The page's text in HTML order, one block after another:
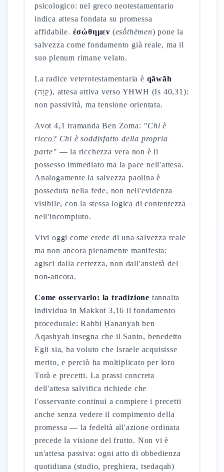
psicologico: nel greco neotestamentario
indica attesa fondata su promessa
affidabile. ἐσώθημεν (esṓthēmen) pone la
salvezza come fondamento già reale, ma il
suo plenum rimane velato.
La radice veterotestamentaria è qāwāh
(קָוָה), attesa attiva verso YHWH (Is 40,31):
non passività, ma tensione orientata.
Avot 4,1 tramanda Ben Zoma: "Chi è
ricco? Chi è soddisfatto della propria
parte" — la ricchezza vera non è il
possesso immediato ma la pace nell'attesa.
Analogamente la salvezza paolina è
posseduta nella fede, non nell'evidenza
visibile, con la stessa logica di contentezza
nell'incompiuto.
Vivi oggi come erede di una salvezza reale
ma non ancora pienamente manifesta:
agisci dalla certezza, non dall'ansietà del
non-ancora.
Come osservarlo: la tradizione tannaita
individua in Makkot 3,16 il fondamento
procedurale: Rabbi Ḥananyah ben
Aqashyah insegna che il Santo, benedetto
Egli sia, ha voluto che Israele acquisisse
merito, e perciò ha moltiplicato per loro
Torà e precetti. La prassi concreta
dell'attesa salvifica richiede che
l'osservante continui a compiere i precetti
anche senza vedere il compimento della
promessa — la fedeltà all'azione ordinata
precede la visione del frutto. Non vi è
un'attesa passiva: ogni atto di obbedienza
quotidiana (studio, preghiera, tsedaqah)